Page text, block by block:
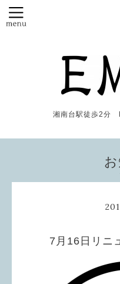
湘南台駅徒歩2分
7月16日リニ